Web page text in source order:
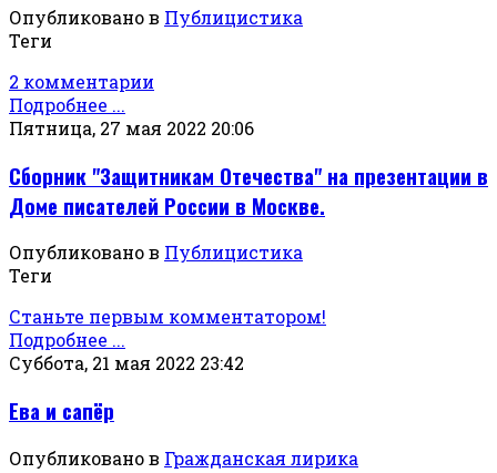
Опубликовано в Публицистика
Теги
2 комментарии
Подробнее ...
Пятница, 27 мая 2022 20:06
Сборник "Защитникам Отечества" на презентации в
Доме писателей России в Москве.
Опубликовано в Публицистика
Теги
Станьте первым комментатором!
Подробнее ...
Суббота, 21 мая 2022 23:42
Ева и сапёр
Опубликовано в Гражданская лирика